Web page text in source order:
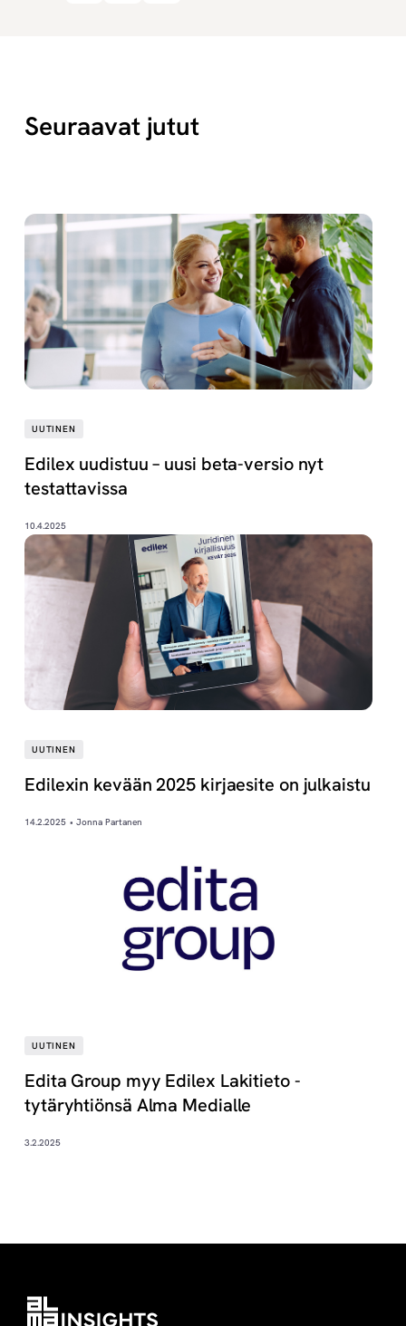
Seuraavat jutut
UUTINEN
Edilex uudistuu – uusi beta-versio nyt
testattavissa
10.4.2025
UUTINEN
Edilexin kevään 2025 kirjaesite on julkaistu
14.2.2025 • Jonna Partanen
UUTINEN
Edita Group myy Edilex Lakitieto -
tytäryhtiönsä Alma Medialle
3.2.2025